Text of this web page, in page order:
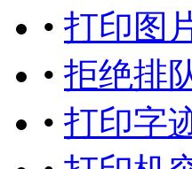
• 打印图
• 拒绝排
• 打印字